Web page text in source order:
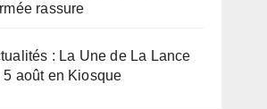
rassure
: La Une de La Lance
5 août en Kiosque